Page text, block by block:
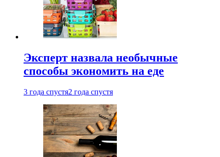
Эксперт назвала необычные
способы экономить на еде
3 года спустя2 года спустя